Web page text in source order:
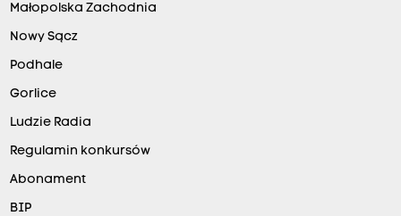
Małopolska Zachodnia
Nowy Sącz
Podhale
Gorlice
Ludzie Radia
Regulamin konkursów
Abonament
BIP